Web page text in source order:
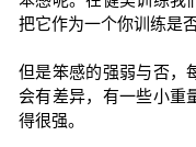
把它作为一个你训练是
但是笨感的强弱与否，
会有差异，有一些小重
得很强。